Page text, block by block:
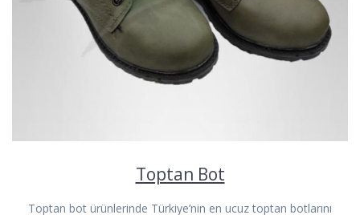
Toptan Bot
Toptan bot ürünlerinde Türkiye’nin en ucuz toptan botlarını